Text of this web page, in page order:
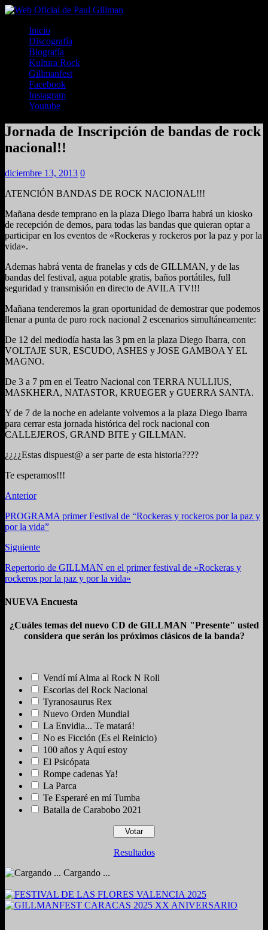
Inicio
Discografía
Biografía
Kultura Rock
Gillmanfest
Facebook
Instagram
Youtube
Jornada de Inscripción de bandas de rock
nacional!!
diciembre 13, 2013 0
ATENCIÓN BANDAS DE ROCK NACIONAL!!!
Mañana desde temprano en la plaza Diego Ibarra habrá un kiosko
de recepción de demos, para todas las bandas que quieran optar a
participar en los eventos de «Rockeras y rockeros por la paz y por la
vida».
Ademas habrá venta de franelas y cds de GILLMAN, y de las
bandas del festival, agua potable gratis, baños portátiles, full
seguridad y transmisión en directo de AVILA TV!!!
Mañana tenderemos la gran oportunidad de demostrar que podemos
llenar a punta de puro rock nacional 2 escenarios simultáneamente:
De 12 del mediodía hasta las 3 pm en la plaza Diego Ibarra, con
VOLTAJE SUR, ESCUDO, ASHES y JOSE GAMBOA Y EL
MAGNO.
De 3 a 7 pm en el Teatro Nacional con TERRA NULLIUS,
MASKHERA, NATASTOR, KRUEGER y GUERRA SANTA.
Y de 7 de la noche en adelante volvemos a la plaza Diego Ibarra
para cerrar esta jornada histórica del rock nacional con
CALLEJEROS, GRAND BITE y GILLMAN.
¿¿¿¿Estas dispuest@ a ser parte de esta historia????
Te esperamos!!!
Anterior
PROGRAMA primer Festival de “Rockeras y rockeros por la paz y
por la vida”
Siguiente
Repertorio de GILLMAN en el primer festival de «Rockeras y
rockeros por la paz y por la vida»
NUEVA Encuesta
¿Cuáles temas del nuevo CD de GILLMAN "Presente" usted
considera que serán los próximos clásicos de la banda?
Vendí mí Alma al Rock N Roll
Escorias del Rock Nacional
Tyranosaurus Rex
Nuevo Orden Mundial
La Envidia... Te matará!
No es Ficción (Es el Reinicio)
100 años y Aquí estoy
El Psicópata
Rompe cadenas Ya!
La Parca
Te Esperaré en mí Tumba
Batalla de Carabobo 2021
Resultados
Cargando ...